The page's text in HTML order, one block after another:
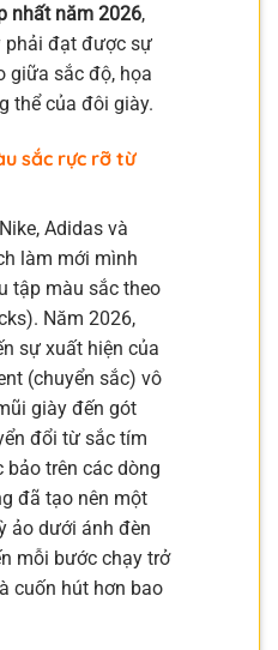
nhất năm 2026,
phải đạt được sự
giữa sắc độ, họa
thể của đôi giày.
sắc rực rỡ từ
Adidas và
làm mới mình
tập màu sắc theo
Năm 2026,
sự xuất hiện của
(chuyển sắc) vô
giày đến gót
đổi từ sắc tím
trên các dòng
đã tạo nên một
ảo dưới ánh đèn
mỗi bước chạy trở
cuốn hút hơn bao